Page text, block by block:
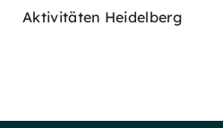
Aktivitäten Heidelberg